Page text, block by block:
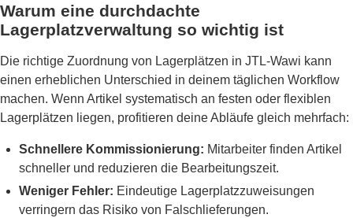
Warum eine durchdachte
Lagerplatzverwaltung so wichtig ist
Die richtige Zuordnung von Lagerplätzen in JTL-Wawi kann
einen erheblichen Unterschied in deinem täglichen Workflow
machen. Wenn Artikel systematisch an festen oder flexiblen
Lagerplätzen liegen, profitieren deine Abläufe gleich mehrfach:
Schnellere Kommissionierung: Mitarbeiter finden Artikel
schneller und reduzieren die Bearbeitungszeit.
Weniger Fehler: Eindeutige Lagerplatzzuweisungen
verringern das Risiko von Falschlieferungen.